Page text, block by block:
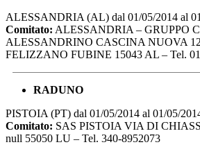
ALESSANDRIA (AL) dal 01/05/2014 al
Comitato: ALESSANDRIA – GRUPPO
ALESSANDRINO CASCINA NUOVA
FELIZZANO FUBINE 15043 AL – Tel.
RADUNO
PISTOIA (PT) dal 01/05/2014 al 01/05/
Comitato: SAS PISTOIA VIA DI
null 55050 LU – Tel. 340-8952073